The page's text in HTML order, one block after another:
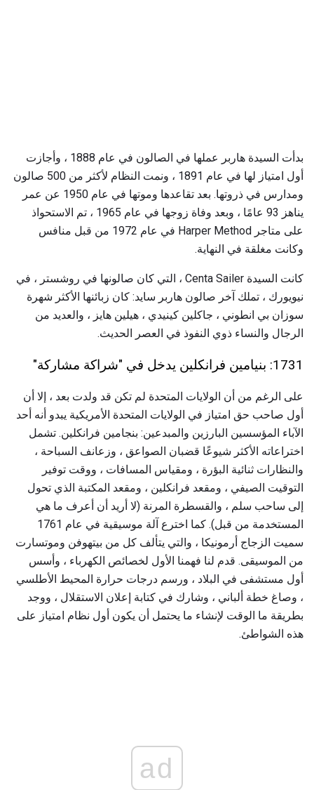
بدأت السيدة هاربر عملها في الصالون في عام 1888 ، وأجازت
أول امتياز لها في عام 1891 ، ونمت النظام لأكثر من 500 صالون
ومدارس في ذروتها. بعد تقاعدها وموتها في عام 1950 عن عمر
يناهز 93 عامًا ، وبعد وفاة زوجها في عام 1965 ، تم الاستحواذ
على متاجر Harper Method في عام 1972 من قبل منافس
وكانت مغلقة في النهاية.
كانت السيدة Centa Sailer ، التي كان صالونها في روشستر ، في
نيويورك ، تملك آخر صالون هاربر سايد: كان زبائنها الأكثر شهرة
سوزان بي انطوني ، جاكلين كينيدي ، هيلين هايز ، والعديد من
الرجال والنساء ذوي النفوذ في العصر الحديث.
1731: بنيامين فرانكلين يدخل في "شراكة مشاركة"
على الرغم من أن الولايات المتحدة لم تكن قد ولدت بعد ، إلا أن
أول صاحب حق امتياز في الولايات المتحدة الأمريكية يبدو أنه أحد
الآباء المؤسسين البارزين والمبدعين: بنجامين فرانكلين. تشمل
اختراعاته الأكثر شيوعًا قضبان الصواعق ، وزعانف السباحة ،
والنظارات ثنائية البؤرة ، ومقياس المسافات ، ووقت توفير
التوقيت الصيفي ، ومقعد فرانكلين ، ومقعد المكتبة الذي تحول
إلى ساحب سلم ، والقسطرة المرنة (لا أريد أن أعرف ما هي
المستخدمة من قبل). كما اخترع آلة موسيقية في عام 1761
سميت الزجاج أرمونيكا ، والتي يتألف كل من بيتهوفن وموتسارت
من الموسيقى. قدم لنا فهمنا الأول لخصائص الكهرباء ، وأسس
أول مستشفى في البلاد ، ورسم درجات حرارة المحيط الأطلسي
، وصاغ خطة ألباني ، وشارك في كتابة إعلان الاستقلال ، ووجد
بطريقة ما الوقت لإنشاء ما يحتمل أن يكون أول نظام امتياز على
هذه الشواطئ.
ad